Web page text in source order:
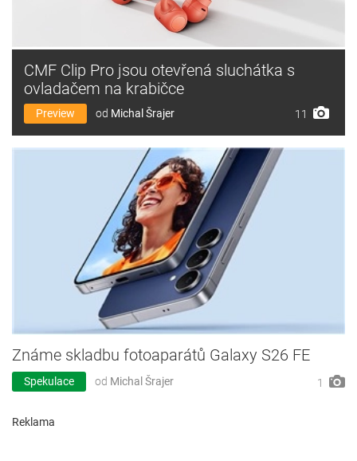
CMF Clip Pro jsou otevřená sluchátka s
ovladačem na krabičce
Preview od Michal Šrajer 11
Známe skladbu fotoaparátů Galaxy S26 FE
Spekulace od Michal Šrajer 1
Reklama